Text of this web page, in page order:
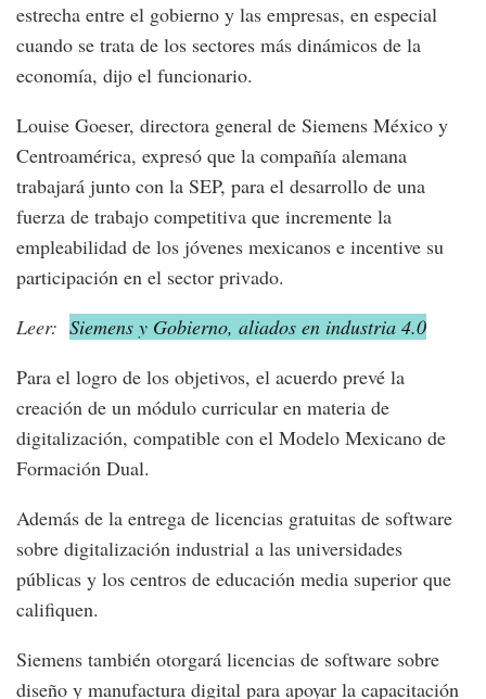
estrecha entre el gobierno y las empresas, en especial
cuando se trata de los sectores más dinámicos de la
economía, dijo el funcionario.
Louise Goeser, directora general de Siemens México y
Centroamérica, expresó que la compañía alemana
trabajará junto con la SEP, para el desarrollo de una
fuerza de trabajo competitiva que incremente la
empleabilidad de los jóvenes mexicanos e incentive su
participación en el sector privado.
Leer: Siemens y Gobierno, aliados en industria 4.0
Para el logro de los objetivos, el acuerdo prevé la
creación de un módulo curricular en materia de
digitalización, compatible con el Modelo Mexicano de
Formación Dual.
Además de la entrega de licencias gratuitas de software
sobre digitalización industrial a las universidades
públicas y los centros de educación media superior que
califiquen.
Siemens también otorgará licencias de software sobre
diseño y manufactura digital para apoyar la capacitación